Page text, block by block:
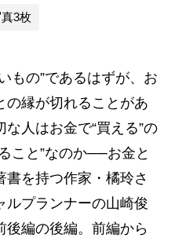
3枚
もの”であるはずが、お
の縁が切れることがあ
人はお金で“買える”の
こと”なのか──お金と
書を持つ作家・橘玲さ
ルプランナーの山崎俊
後編の後編。前編から